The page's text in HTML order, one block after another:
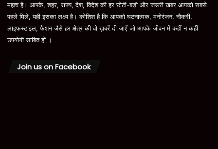
महत्व है। आपके, शहर, राज्य, देश, विदेश की हर छोटी-बड़ी और जरूरी खबर आपको सबसे
पहले मिले, यही इसका लक्ष्य है। कोशिश है कि आपको घटनात्मक, मनोरंजन, नौकरी,
लाइफस्टाइल, फैशन जैसे हर क्षेत्र की वो ख़बरें दी जाएँ जो आपके जीवन में कहीं न कहीं
उपयोगी साबित हों ।
Join us on Facebook